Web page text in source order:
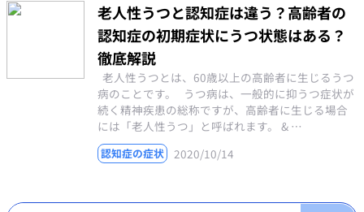
老人性うつと認知症は違う？高齢者の
認知症の初期症状にうつ状態はある？
徹底解説
老人性うつとは、60歳以上の高齢者に生じるうつ
病のことです。 うつ病は、一般的に抑うつ症状が
続く精神疾患の総称ですが、高齢者に生じる場合
には「老人性うつ」と呼ばれます。 & …
認知症の症状 2020/10/14